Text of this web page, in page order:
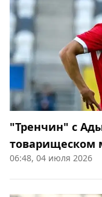
"Тренчин" с
товарищеском
06:48, 04 июля 2026